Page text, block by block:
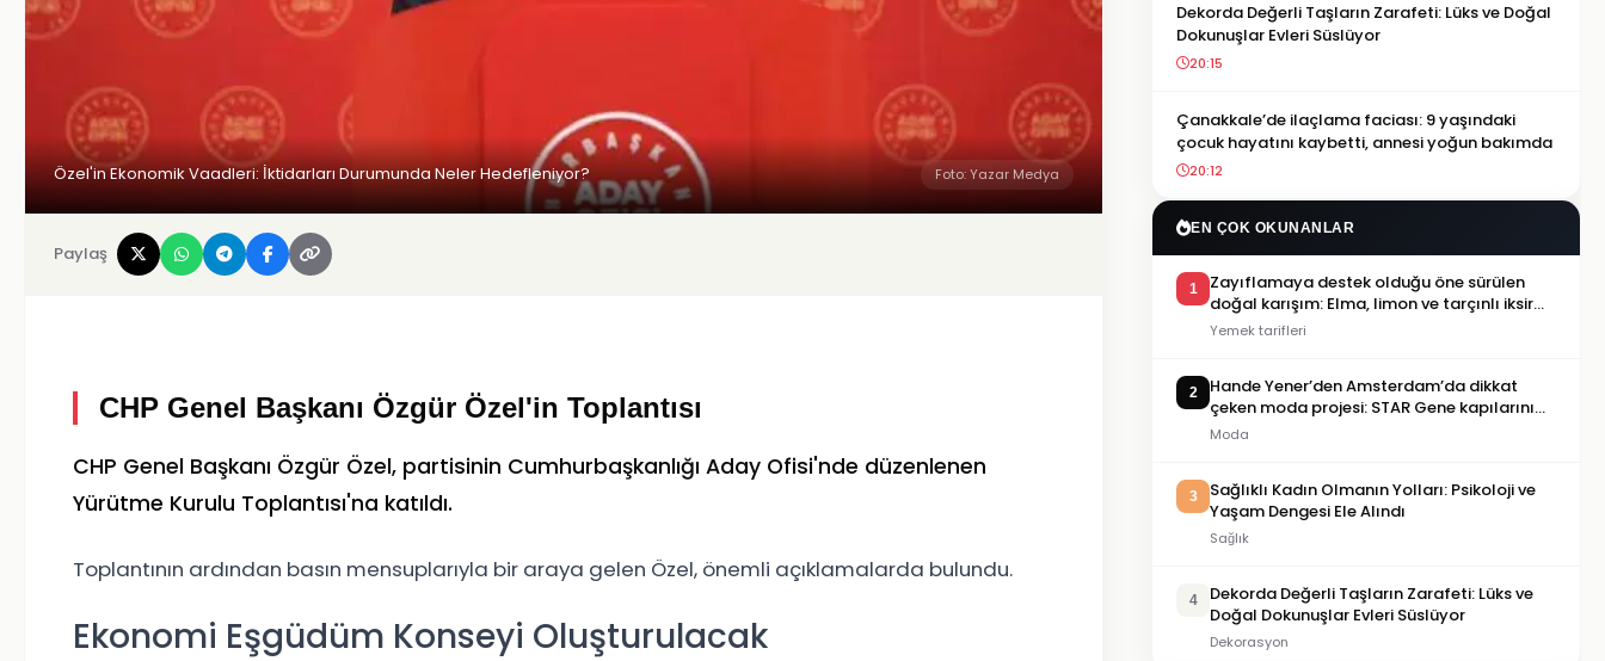
Özel'in Ekonomik Vaadleri: İktidarları Durumunda Neler Hedefleniyor? Foto: Yazar Medya
Paylaş
CHP Genel Başkanı Özgür Özel'in Toplantısı
CHP Genel Başkanı Özgür Özel, partisinin Cumhurbaşkanlığı Aday Ofisi'nde düzenlenen
Yürütme Kurulu Toplantısı'na katıldı.
Toplantının ardından basın mensuplarıyla bir araya gelen Özel, önemli açıklamalarda bulundu.
Ekonomi Eşgüdüm Konseyi Oluşturulacak
Dekorda Değerli Taşların Zarafeti: Lüks ve Doğal
Dokunuşlar Evleri Süslüyor
20:15
Çanakkale’de ilaçlama faciası: 9 yaşındaki
çocuk hayatını kaybetti, annesi yoğun bakımda
20:12
EN ÇOK OKUNANLAR
1
Zayıflamaya destek olduğu öne sürülen
doğal karışım: Elma, limon ve tarçınlı iksir
tarifi
Yemek tarifleri
2
Hande Yener’den Amsterdam’da dikkat
çeken moda projesi: STAR Gene kapılarını
açtı
Moda
3
Sağlıklı Kadın Olmanın Yolları: Psikoloji ve
Yaşam Dengesi Ele Alındı
Sağlık
4
Dekorda Değerli Taşların Zarafeti: Lüks ve
Doğal Dokunuşlar Evleri Süslüyor
Dekorasyon